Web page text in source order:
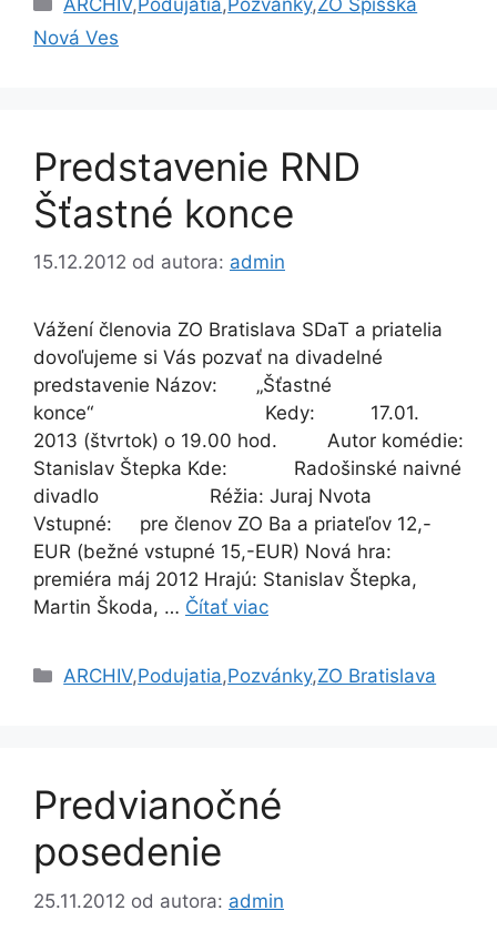
Nová Ves
Predstavenie RND
Šťastné konce
15.12.2012 od autora: admin
Vážení členovia ZO Bratislava SDaT a priatelia
dovoľujeme si Vás pozvať na divadelné
predstavenie Názov: „Šťastné
konce“ Kedy: 17.01.
2013 (štvrtok) o 19.00 hod. Autor komédie:
Stanislav Štepka Kde: Radošinské naivné
divadlo Réžia: Juraj Nvota
Vstupné: pre členov ZO Ba a priateľov 12,-
EUR (bežné vstupné 15,-EUR) Nová hra:
premiéra máj 2012 Hrajú: Stanislav Štepka,
Martin Škoda, … Čítať viac
Kategórie
ARCHIV,Podujatia,Pozvánky,ZO Bratislava
Predvianočné
posedenie
25.11.2012 od autora: admin